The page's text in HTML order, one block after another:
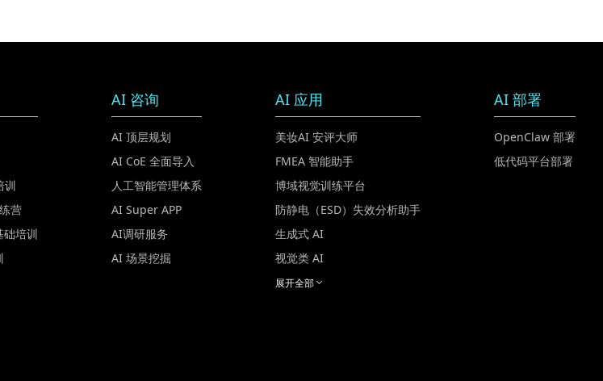
训
营
础培训
AI 咨询
AI 顶层规划
AI CoE 全面导入
人工智能管理体系
AI Super APP
AI调研服务
AI 场景挖掘
AI 应用
美妆AI 安评大师
FMEA 智能助手
博域视觉训练平台
防静电（ESD）失效分析助手
生成式 AI
视觉类 AI
展开全部
AI 部署
OpenClaw 部署
低代码平台部署